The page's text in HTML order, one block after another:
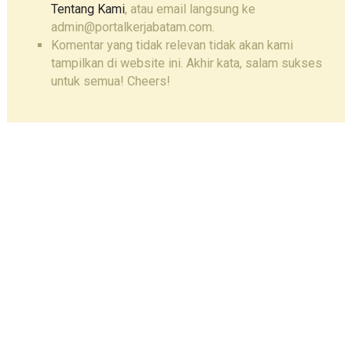
Tentang Kami, atau email langsung ke
admin@portalkerjabatam.com.
Komentar yang tidak relevan tidak akan kami
tampilkan di website ini. Akhir kata, salam sukses
untuk semua! Cheers!